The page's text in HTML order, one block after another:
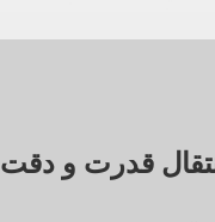
قدرت و دقت